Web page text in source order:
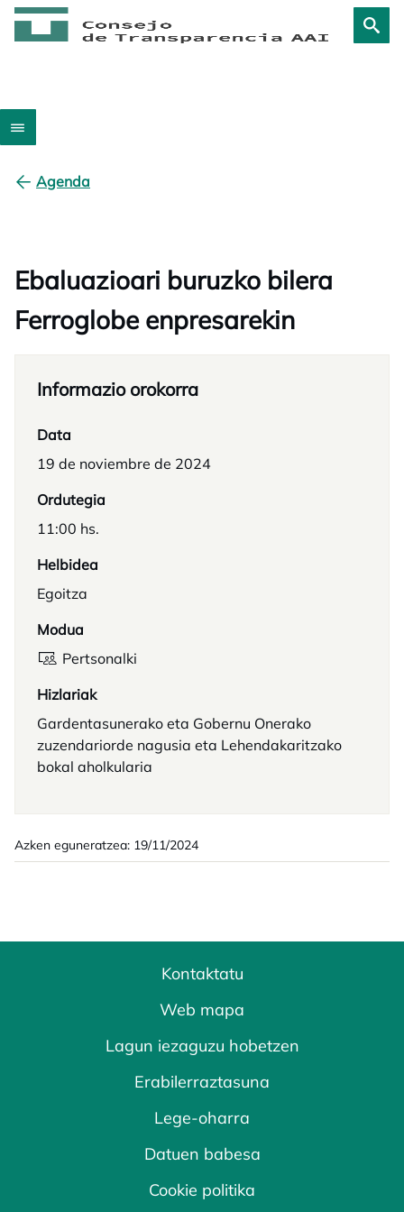
Agenda
Ebaluazioari buruzko bilera
Ferroglobe enpresarekin
Informazio orokorra
Data
19 de noviembre de 2024
Ordutegia
11:00 hs.
Helbidea
Egoitza
Modua
Pertsonalki
Hizlariak
Gardentasunerako eta Gobernu Onerako
zuzendariorde nagusia eta Lehendakaritzako
bokal aholkularia
Azken eguneratzea: 19/11/2024
Kontaktatu
Web mapa
Lagun iezaguzu hobetzen
Erabilerraztasuna
Lege-oharra
Datuen babesa
Cookie politika